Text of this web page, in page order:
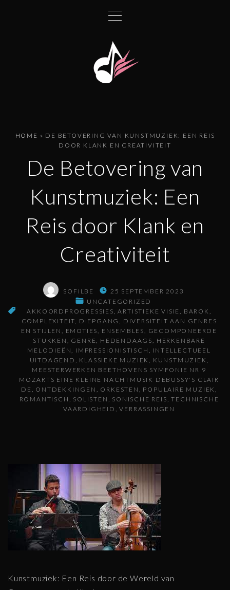
HOME » DE BETOVERING VAN KUNSTMUZIEK: EEN REIS
DOOR KLANK EN CREATIVITEIT
De Betovering van
Kunstmuziek: Een
Reis door Klank en
Creativiteit
SOFILBE
25 SEPTEMBER 2023
UNCATEGORIZED
AKKOORDPROGRESSIES
ARTISTIEKE VISIE BAROK
COMPLEXITEIT DIEPGANG DIVERSITEIT AAN GENRES
EN STIJLEN
EMOTIES ENSEMBLES
GECOMPONEERDE
STUKKEN
GENRE HEDENDAAGS HERKENBARE
MELODIEËN IMPRESSIONISTISCH
INTELLECTUEEL
UITDAGEND
KLASSIEKE MUZIEK KUNSTMUZIEK
MEESTERWERKEN BEETHOVENS SYMFONIE NR 9
MOZARTS EINE KLEINE NACHTMUSIK DEBUSSY'S CLAIR
DE
ONTDEKKINGEN ORKESTEN
POPULAIRE MUZIEK
ROMANTISCH
SOLISTEN SONISCHE REIS
TECHNISCHE
VAARDIGHEID
VERRASSINGEN
Kunstmuziek: Een Reis door de Wereld van